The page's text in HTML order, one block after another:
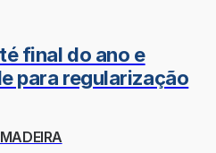
final do ano e
para regularização